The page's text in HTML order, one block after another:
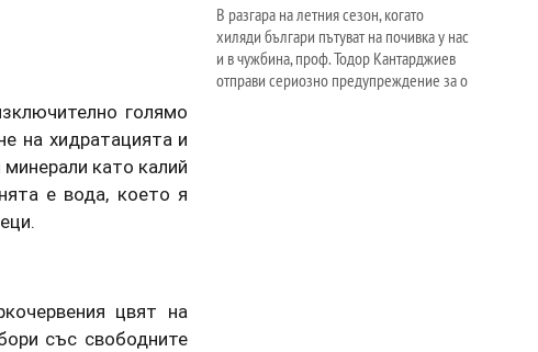
голямо
на хидратацията и
като калий
е вода, което я
цвят на
със свободните
В разгара на летния сезон, когато
хиляди българи пътуват на почивка у нас
и в чужбина, проф. Тодор Кантарджиев
отправи сериозно предупреждение за о